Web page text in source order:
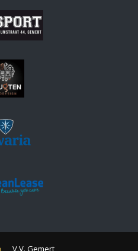
V.V. Gemert